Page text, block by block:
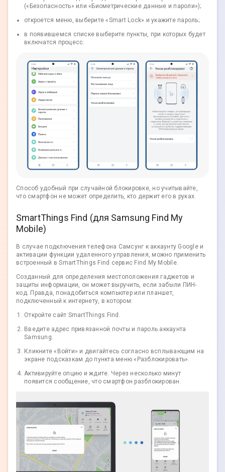
(«Безопасность» или «Биометрические данные и пароли»);
откроется меню, выберите «Smart Lock» и укажите пароль;
в появившемся списке выберите пункты, при которых будет
включатся процесс.
Способ удобный при случайной блокировке, но учитывайте,
что смартфон не может определить, кто держит его в руках.
SmartThings Find (для Samsung Find My
Mobile)
В случае подключения телефона Самсунг к аккаунту Google и
активации функции удаленного управления, можно применить
встроенный в SmartThings Find сервис Find My Mobile.
Созданный для определения местоположения гаджетов и
защиты информации, он может выручить, если забыли ПИН-
код. Правда, понадобиться компьютер или планшет,
подключенный к интернету, в котором:
Откройте сайт SmartThings Find.
Введите адрес привязанной почты и пароль аккаунта
Samsung.
Кликните «Войти» и двигайтесь согласно всплывающим на
экране подсказкам до пункта меню «Разблокировать».
Активируйте опцию и ждите. Через несколько минут
появится сообщение, что смартфон разблокирован.